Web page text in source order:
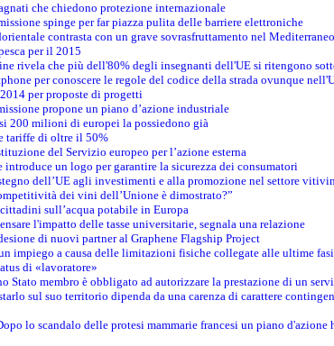
che chiedono protezione internazionale
spinge per far piazza pulita delle barriere elettroniche
contrasta con un grave sovrasfruttamento nel
per il 2015
rivela che più dell'80% degli insegnanti dell'UE si ritengono
per conoscere le regole del codice della strada ovunque
per proposte di progetti
propone un piano d’azione industriale
200 milioni di europei la possiedono già
tariffe di oltre il 50%
del Servizio europeo per l’azione esterna
un logo per garantire la sicurezza dei consumatori
dell’UE agli investimenti e alla promozione nel settore
dei vini dell’Unione è dimostrato?”
sull’acqua potabile in Europa
l'impatto delle tasse universitarie, segnala una relazione
di nuovi partner al Graphene Flagship Project
impiego a causa delle limitazioni fisiche collegate alle ultime
di «lavoratore»
Stato membro è obbligato ad autorizzare la prestazione di un
sul suo territorio dipenda da una carenza di carattere
lo scandalo delle protesi mammarie francesi un piano